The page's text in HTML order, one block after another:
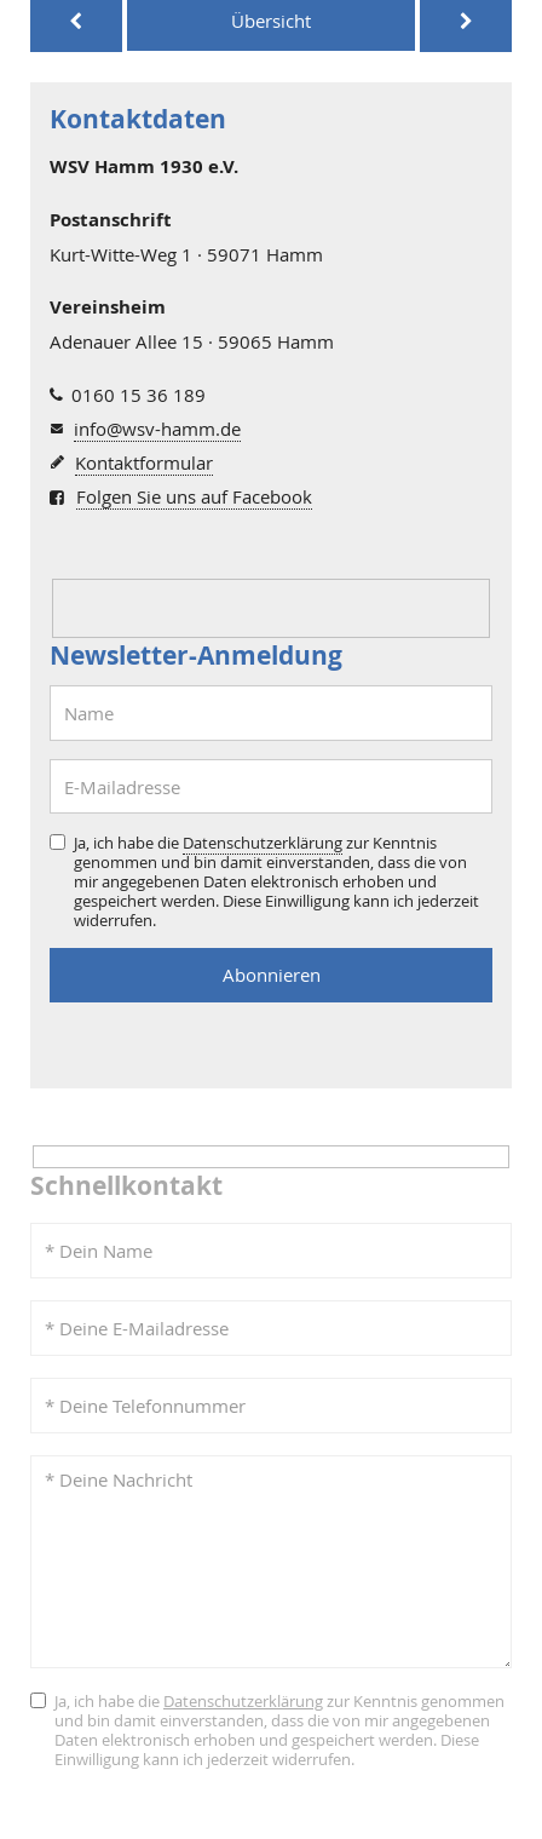
Übersicht
Kontaktdaten
WSV Hamm 1930 e.V.
Postanschrift
Kurt-Witte-Weg 1 · 59071 Hamm
Vereinsheim
Adenauer Allee 15 · 59065 Hamm
0160 15 36 189
info@wsv-hamm.de
Kontaktformular
Folgen Sie uns auf Facebook
Newsletter-Anmeldung
Ja, ich habe die Datenschutzerklärungzur Kenntnis
genommen und bin damit einverstanden, dass die von
mir angegebenen Daten elektronisch erhoben und
gespeichert werden. Diese Einwilligung kann ich jederzeit
widerrufen.
Schnellkontakt
Ja, ich habe die Datenschutzerklärungzur Kenntnis genommen
und bin damit einverstanden, dass die von mir angegebenen
Daten elektronisch erhoben und gespeichert werden. Diese
Einwilligung kann ich jederzeit widerrufen.